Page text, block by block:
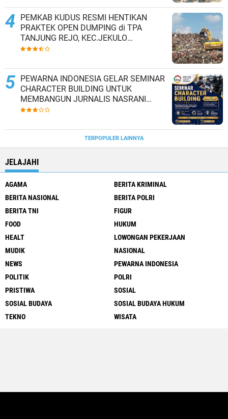
PEMKAB KUDUS RESMI HENTIKAN
PRAKTEK OPEN DUMPING di TPA
TANJUNG REJO, KEC.JEKULO
KAB.KUDUS,BERLAKUKAN SISTEM
PEWARNA INDONESIA GELAR SEMINAR
CHARACTER BUILDING UNTUK
MEMBANGUN JURNALIS NASRANI
BERINTEGRITAS DAN BERDAMPAK*
TERPOPULER LAINNYA
JELAJAHI
AGAMA
BERITA KRIMINAL
BERITA NASIONAL
BERITA POLRI
BERITA TNI
FIGUR
FOOD
HUKUM
HEALT
LOWONGAN PEKERJAAN
MUDIK
NASIONAL
NEWS
PEWARNA INDONESIA
POLITIK
POLRI
PRISTIWA
SOSIAL
SOSIAL BUDAYA
SOSIAL BUDAYA HUKUM
TEKNO
WISATA